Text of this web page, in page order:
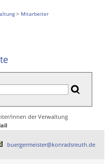
> Mitarbeiter
innen der Verwaltung
buergermeister@konradsreuth.de